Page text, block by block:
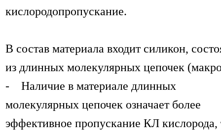
кислородопропускание.
В состав материала входит силикон,
из длинных молекулярных цепочек
- Наличие в материале длинных
молекулярных цепочек означает более
эффективное пропускание КЛ кислорода,